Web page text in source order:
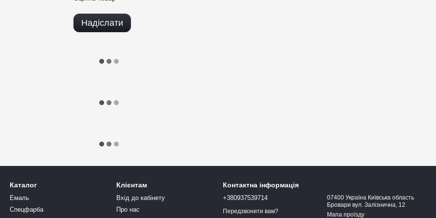
Надіслати
Каталог
Емаль
Спецфарба
Клієнтам
Вхід до кабінету
Про нас
Контактна інформація
+380937539714
Передзвонити вам?
07400 Україна Київська область
Бровари вул. Залізнична, 12
Мапа проїзду